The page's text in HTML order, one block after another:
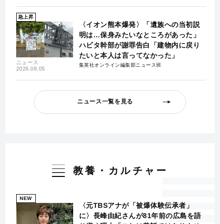
急上昇
ニュース
2026.08.05
〈イオン熊本爆発〉「遺族への当初説
明は…保身みたいなところがあった」
ハビタ幹部が謝罪告白「建物内に戻り
たいと本人は言ってなかった」
集英社オンライン編集部ニュース班
ニュース一覧を見る
教養・カルチャー
NEW
〈元TBSアナが「被爆体験伝承者」
に〉長峰由紀さんが81年前の広島を語